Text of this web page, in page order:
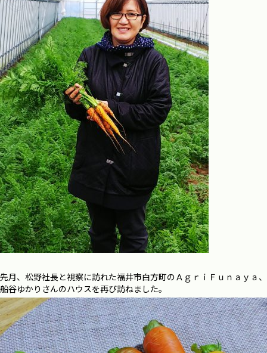
先月、松野社長と視察に訪れた福井市白方町のＡｇｒｉＦｕｎａｙａ、
船谷ゆかりさんのハウスを再び訪ねました。